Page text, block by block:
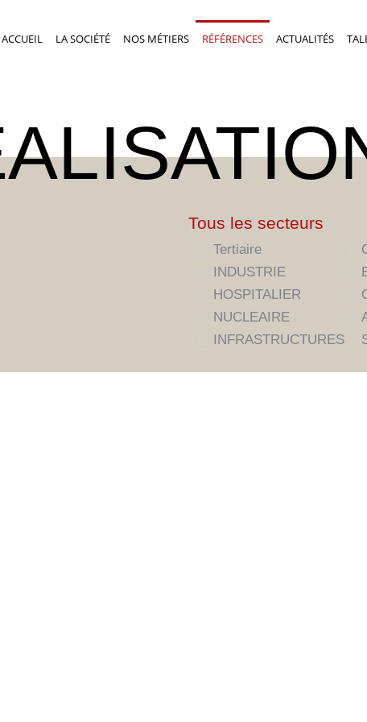
ACCUEIL LA SOCIÉTÉ NOS MÉTIERS RÉFÉRENCES ACTUALITÉS
Tous les secteurs
Tertiaire
INDUSTRIE
HOSPITALIER
NUCLEAIRE
INFRASTRUCTURES